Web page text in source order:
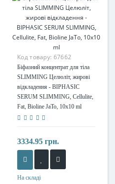
Код товару: 67662
Біфазний концентрат для тіла
SLIMMING Целюліт, жирові
відкладення - BIPHASIC
SERUM SLIMMING, Cellulite,
Fat, Bioline JaTo, 10x10 ml
3334.95 грн.
На складі